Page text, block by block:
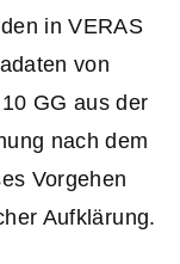
in VERAS
von
GG aus der
nach dem
Vorgehen
Aufklärung.